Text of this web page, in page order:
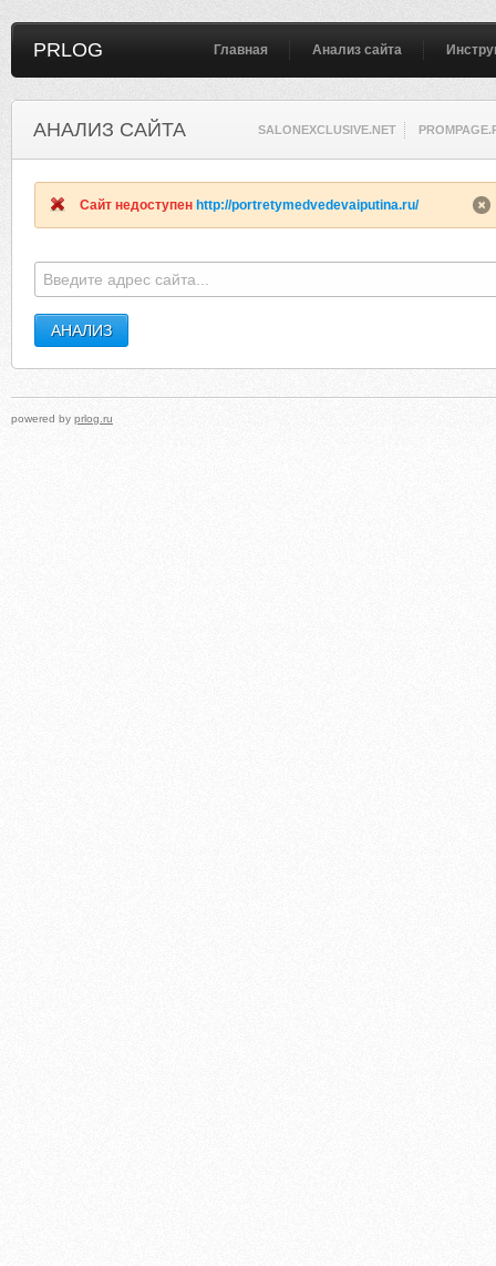
PRLOG Главная Анализ сайта
АНАЛИЗ САЙТА SALONEXCLUSIVE.NET
Сайт недоступен http://portretymedvedevaiputina.ru/
powered by prlog.ru